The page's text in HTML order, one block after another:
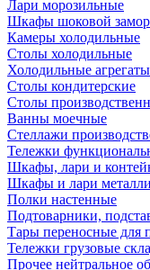
Лари морозильные
Шкафы шоковой
Камеры холодильные
Столы холодильные
Холодильные
Столы кондитерские
Столы
Ванны моечные
Стеллажи
Тележки
Шкафы, лари и
Шкафы и лари
Полки настенные
Подтоварники,
Тары переносные для
Тележки грузовые
Прочее нейтральное